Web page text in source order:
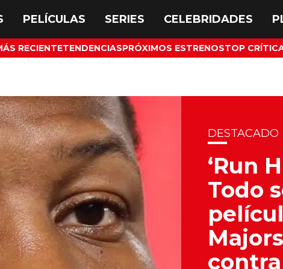
RECIENTETENDENCIASPRÓXIMOS ESTRENOSTOP
DESTACADO
‘Run
Todo